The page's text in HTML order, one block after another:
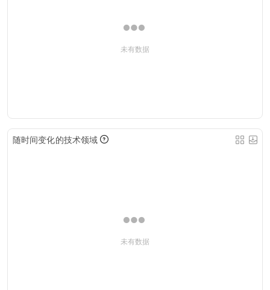
未有数据
随时间变化的技术领域
未有数据